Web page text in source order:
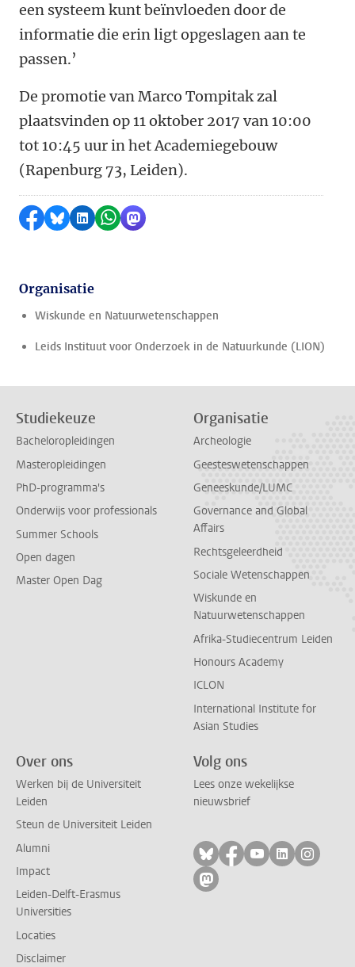
een systeem kunt beïnvloeden door de
informatie die erin ligt opgeslagen aan te
passen.’
De promotie van Marco Tompitak zal
plaatsvinden op 11 oktober 2017 van 10:00
tot 10:45 uur in het Academiegebouw
(Rapenburg 73, Leiden).
Delen op Facebook
Delen via Bluesky
Delen op LinkedIn
Delen via WhatsApp
Delen via Mastodon
Organisatie
Wiskunde en Natuurwetenschappen
Leids Instituut voor Onderzoek in de Natuurkunde (LION)
Studiekeuze
Bacheloropleidingen
Masteropleidingen
PhD-programma's
Onderwijs voor professionals
Summer Schools
Open dagen
Master Open Dag
Organisatie
Archeologie
Geesteswetenschappen
Geneeskunde/LUMC
Governance and Global
Affairs
Rechtsgeleerdheid
Sociale Wetenschappen
Wiskunde en
Natuurwetenschappen
Afrika-Studiecentrum Leiden
Honours Academy
ICLON
International Institute for
Asian Studies
Over ons
Werken bij de Universiteit
Leiden
Steun de Universiteit Leiden
Alumni
Impact
Leiden-Delft-Erasmus
Universities
Locaties
Disclaimer
Volg ons
Lees onze wekelijkse
nieuwsbrief
Volg ons op bluesky
Volg ons op
Volg ons op
Volg ons
Volg
Volg ons op mastodon